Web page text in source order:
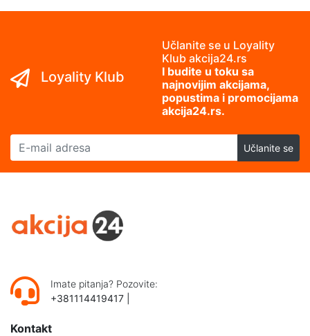
Loyality Klub
Učlanite se u Loyality
Klub akcija24.rs
I budite u toku sa
najnovijim akcijama,
popustima i promocijama
akcija24.rs.
E-mail adresa
Učlanite se
Imate pitanja? Pozovite:
+381114419417
Kontakt